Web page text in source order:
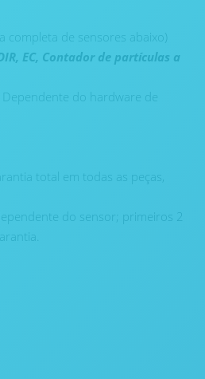
completa de sensores abaixo)
EC, Contador de partículas a
do hardware de
total em todas as peças,
do sensor; primeiros 2